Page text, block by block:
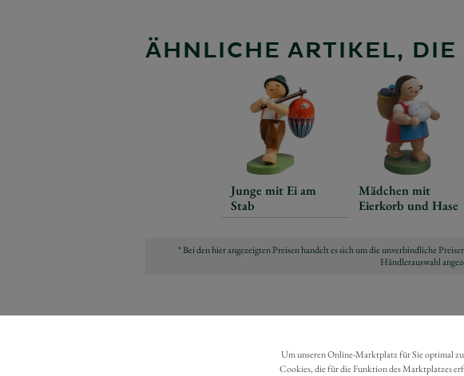
ÄHNLICHE ARTIKEL, DIE
Junge mit Ei am
Stab
Mädchen mit
Eierkorb und Hase
* Bei den hier angezeigten Preisen handelt es sich um die unverbindliche
Händlerauswahl
Um unseren Online-Marktplatz für Sie optimal
Cookies, die für die Funktion des Marktplatzes